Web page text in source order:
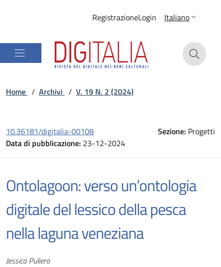
RegistrazioneLogin Italiano
Home / Archivi / V. 19 N. 2 (2024)
10.36181/digitalia-00108 Sezione: Progetti
Data di pubblicazione: 23-12-2024
Ontolagoon: verso un’ontologia
digitale del lessico della pesca
nella laguna veneziana
Autori
Jessica Puliero